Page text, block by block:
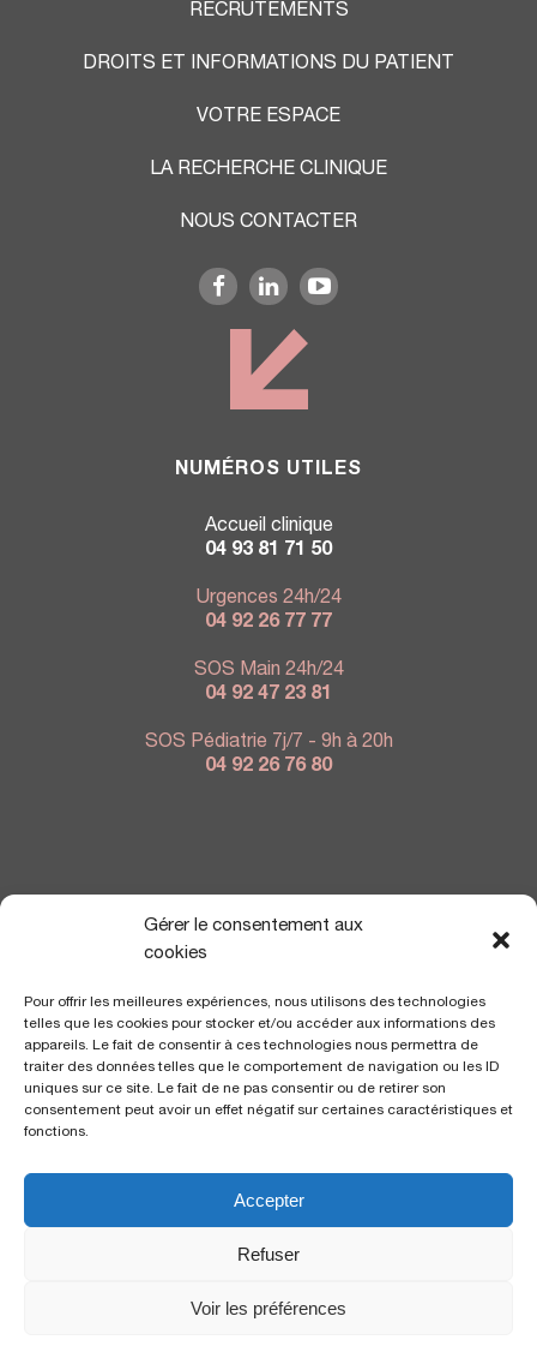
Gérer le consentement aux
cookies
Pour offrir les meilleures expériences, nous utilisons des technologies
telles que les cookies pour stocker et/ou accéder aux informations des
appareils. Le fait de consentir à ces technologies nous permettra de
traiter des données telles que le comportement de navigation ou les ID
uniques sur ce site. Le fait de ne pas consentir ou de retirer son
consentement peut avoir un effet négatif sur certaines caractéristiques et
fonctions.
Accepter
Refuser
Voir les préférences
RECRUTEMENTS
DROITS ET INFORMATIONS DU PATIENT
VOTRE ESPACE
LA RECHERCHE CLINIQUE
NOUS CONTACTER
NUMÉROS UTILES
Accueil clinique
04 93 81 71 50
Urgences 24h/24
04 92 26 77 77
SOS Main 24h/24
04 92 47 23 81
SOS Pédiatrie 7j/7 - 9h à 20h
04 92 26 76 80
NOUS TROUVER
Polyclinique Saint George
06105 Nice Cedex 2